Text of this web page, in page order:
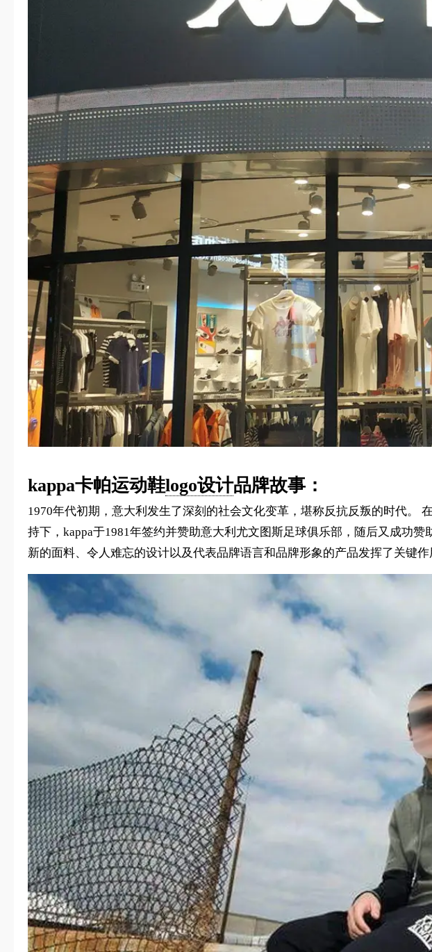
kappa卡帕运动鞋logo设计品牌故事：
1970年代初期，意大利发生了深刻的社会文化变革，堪称反抗反叛的时代。
持下，kappa于1981年签约并赞助意大利尤文图斯足球俱乐部，随后又成功
新的面料、令人难忘的设计以及代表品牌语言和品牌形象的产品发挥了关键作